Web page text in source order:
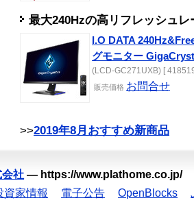
最大240Hzの高リフレッシュ
I.O DATA
グモニター
(LCD-GC271UXB) [
販売価格 お問合せ
>>2019年8月おすすめ新商品
社 — https://www.plathome.co.jp/
資家情報 電子公告 OpenBlocks